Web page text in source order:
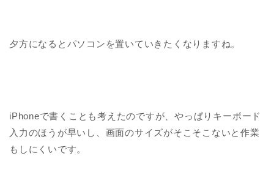
夕方になるとパソコンを置いていきたくなりますね。
iPhoneで書くことも考えたのですが、やっぱりキーボード
入力のほうが早いし、画面のサイズがそこそこないと作業
もしにくいです。